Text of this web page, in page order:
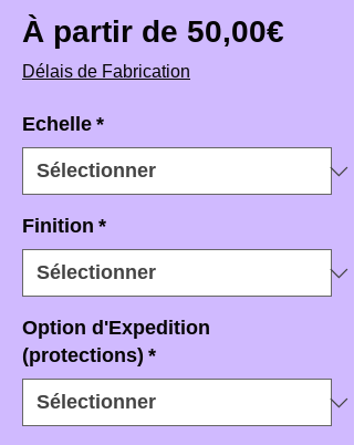
À partir de 50,00€
Délais de Fabrication
Echelle *
Finition *
Option d'Expedition
(protections) *